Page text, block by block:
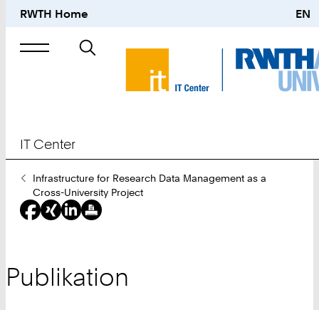
RWTH Home EN
Suche
nach
IT Center
Sie
sind
hier:
Infrastructure for Research Data Management as a
Cross-University Project
Publikation